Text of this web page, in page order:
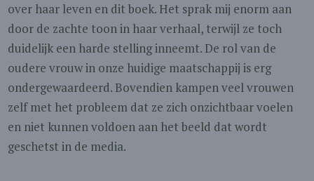
over haar leven en dit boek. Het sprak mij enorm aan
door de zachte toon in haar verhaal, terwijl ze toch
duidelijk een harde stelling inneemt. De rol van de
oudere vrouw in onze huidige maatschappij is erg
ondergewaardeerd. Bovendien kampen veel vrouwen
zelf met het probleem dat ze zich onzichtbaar voelen
en niet kunnen voldoen aan het beeld dat wordt
geschetst in de media.